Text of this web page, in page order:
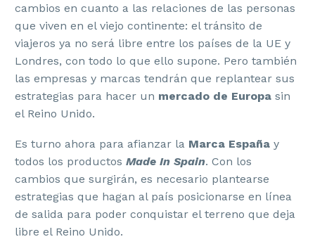
cambios en cuanto a las relaciones de las personas
que viven en el viejo continente: el tránsito de
viajeros ya no será libre entre los países de la UE y
Londres, con todo lo que ello supone. Pero también
las empresas y marcas tendrán que replantear sus
estrategias para hacer un mercado de Europa sin
el Reino Unido.
Es turno ahora para afianzar la Marca España y
todos los productos Made In Spain. Con los
cambios que surgirán, es necesario plantearse
estrategias que hagan al país posicionarse en línea
de salida para poder conquistar el terreno que deja
libre el Reino Unido.